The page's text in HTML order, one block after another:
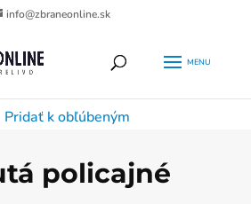
info@zbraneonline.sk
Pridať k obľúbeným
policajné